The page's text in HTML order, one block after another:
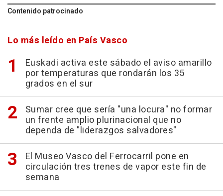
Contenido patrocinado
Lo más leído en País Vasco
Euskadi activa este sábado el aviso amarillo
por temperaturas que rondarán los 35
grados en el sur
Sumar cree que sería "una locura" no formar
un frente amplio plurinacional que no
dependa de "liderazgos salvadores"
El Museo Vasco del Ferrocarril pone en
circulación tres trenes de vapor este fin de
semana